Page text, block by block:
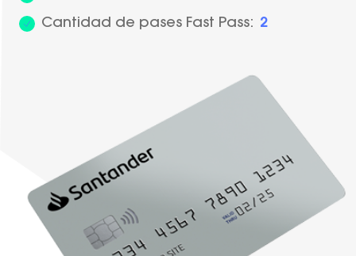
Cantidad de pases Fast Pass: 2